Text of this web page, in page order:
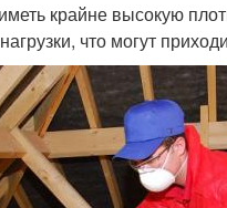
крайне высокую
что могут